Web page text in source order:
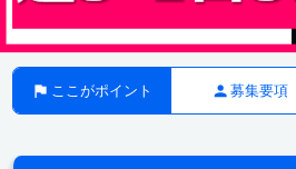
ここがポイント 募集要項